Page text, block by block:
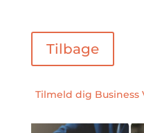
Tilbage
Tilmeld dig